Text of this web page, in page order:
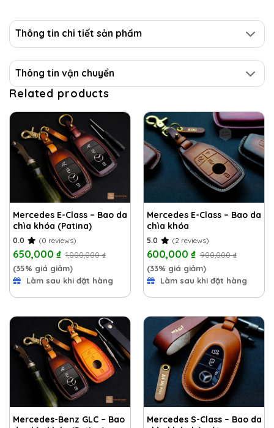
Thông tin chi tiết sản phẩm
Thông tin vận chuyển
Related products
Mercedes E-Class – Bao da
chìa khóa (Patina)
0.0 (0 reviews)
650,000 ₫ 1,000,000₫
(35% giá giảm)
Làm sau khi đặt hàng
Mercedes E-Class – Bao da
chìa khóa
5.0 (2 reviews)
600,000 ₫ 900,000₫
(33% giá giảm)
Làm sau khi đặt hàng
Mercedes-Benz GLC – Bao
Mercedes S-Class – Bao da